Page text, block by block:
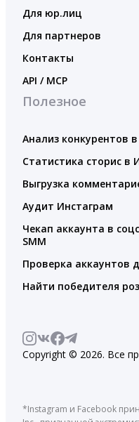
Для юр.лиц
Для партнеров
Контакты
API / MCP
Полезное
Анализ конкурентов
Статистика сторис в
Выгрузка
Аудит Инстаграм
Чекап аккаунта в
SMM
Проверка аккаунтов
Найти победителя
Copyright © 2026. Все
*Instagram и Facebook